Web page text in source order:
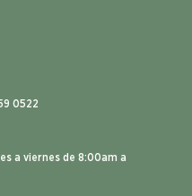
0522
a viernes de 8:00am a